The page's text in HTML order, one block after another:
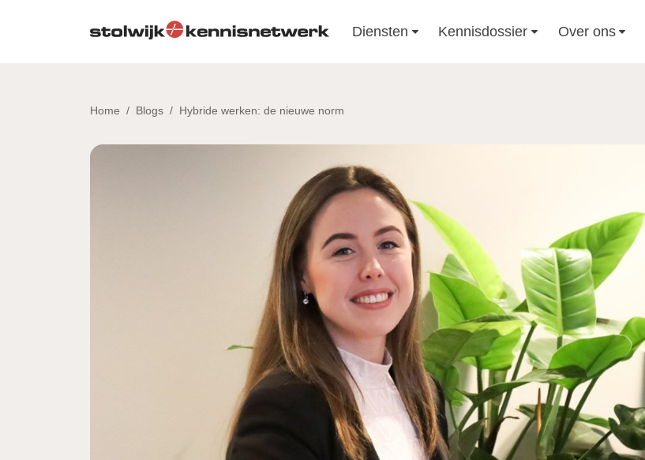
Diensten
Kennisdossier Over ons
Home / Blogs / Hybride werken: de nieuwe norm